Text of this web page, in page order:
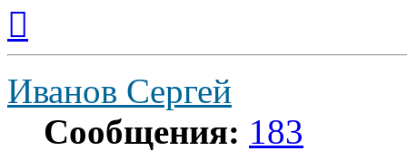
началу
Иванов Сергей
Сообщения: 183